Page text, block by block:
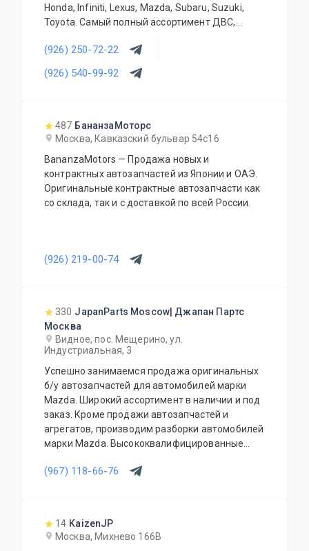
Honda, Infiniti, Lexus, Mazda, Subaru, Suzuki,
Toyota. Самый полный ассортимент ДВС,
прочего. Предоставляется гарантия качества
на всю продукцию. Приемлемые цены и
система скидок для постоянных и оптовых
(926) 250-72-22
(926) 540-99-92
487 БананзаМоторс
Москва, Кавказский бульвар 54с16
BananzaMotors — Продажа новых и
контрактных автозапчастей из Японии и ОАЭ.
Оригинальные контрактные автозапчасти как
со склада, так и с доставкой по всей России.
(926) 219-00-74
330 JapanParts Moscow| Джапан Партс
Москва
Видное, пос. Мещерино, ул.
Индустриальная, 3
Успешно занимаемся продажа оригинальных
б/у автозапчастей для автомобилей марки
Mazda. Широкий ассортимент в наличии и под
заказ. Кроме продажи автозапчастей и
агрегатов, производим разборки автомобилей
марки Mazda. Высококвалифицированные
его виды. В нашем автосервисе проводится
дополнительное оборудование для Вашего
автомобиля. Гарантия качества на все услуги
(967) 118-66-76
14 KaizenJP
Москва, Михнево 166В